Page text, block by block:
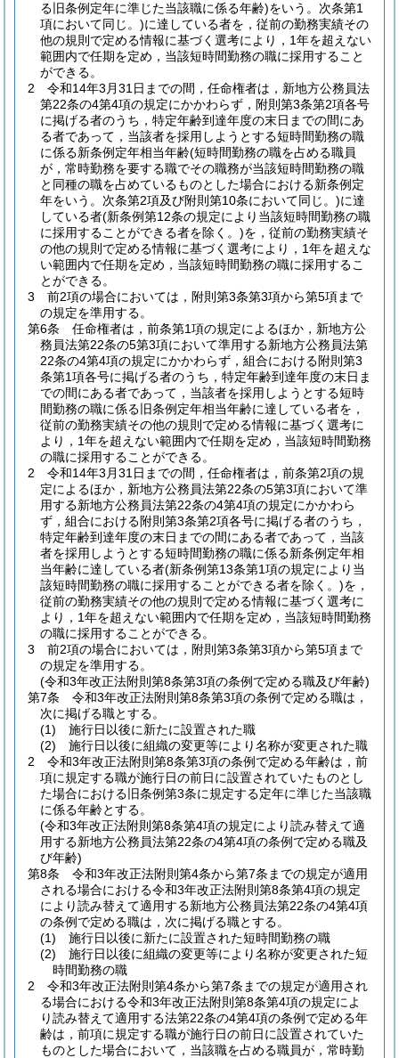
る旧条例定年に準じた当該職に係る年齢)をいう。次条第1
項において同じ。)に達している者を，従前の勤務実績その
他の規則で定める情報に基づく選考により，1年を超えない
範囲内で任期を定め，当該短時間勤務の職に採用すること
ができる。
2
令和14年3月31日までの間，任命権者は，新地方公務員法
第22条の4第4項の規定にかかわらず，附則第3条第2項各号
に掲げる者のうち，特定年齢到達年度の末日までの間にあ
る者であって，当該者を採用しようとする短時間勤務の職
に係る新条例定年相当年齢(短時間勤務の職を占める職員
が，常時勤務を要する職でその職務が当該短時間勤務の職
と同種の職を占めているものとした場合における新条例定
年をいう。次条第2項及び附則第10条において同じ。)に達
している者(新条例第12条の規定により当該短時間勤務の職
に採用することができる者を除く。)を，従前の勤務実績そ
の他の規則で定める情報に基づく選考により，1年を超えな
い範囲内で任期を定め，当該短時間勤務の職に採用するこ
とができる。
3
前2項の場合においては，附則第3条第3項から第5項まで
の規定を準用する。
第6条
任命権者は，前条第1項の規定によるほか，新地方公
務員法第22条の5第3項において準用する新地方公務員法第
22条の4第4項の規定にかかわらず，組合における附則第3
条第1項各号に掲げる者のうち，特定年齢到達年度の末日ま
での間にある者であって，当該者を採用しようとする短時
間勤務の職に係る旧条例定年相当年齢に達している者を，
従前の勤務実績その他の規則で定める情報に基づく選考に
より，1年を超えない範囲内で任期を定め，当該短時間勤務
の職に採用することができる。
2
令和14年3月31日までの間，任命権者は，前条第2項の規
定によるほか，新地方公務員法第22条の5第3項において準
用する新地方公務員法第22条の4第4項の規定にかかわら
ず，組合における附則第3条第2項各号に掲げる者のうち，
特定年齢到達年度の末日までの間にある者であって，当該
者を採用しようとする短時間勤務の職に係る新条例定年相
当年齢に達している者(新条例第13条第1項の規定により当
該短時間勤務の職に採用することができる者を除く。)を，
従前の勤務実績その他の規則で定める情報に基づく選考に
より，1年を超えない範囲内で任期を定め，当該短時間勤務
の職に採用することができる。
3
前2項の場合においては，附則第3条第3項から第5項まで
の規定を準用する。
(令和3年改正法附則第8条第3項の条例で定める職及び年齢)
第7条
令和3年改正法附則第8条第3項の条例で定める職は，
次に掲げる職とする。
(1)
施行日以後に新たに設置された職
(2)
施行日以後に組織の変更等により名称が変更された職
2
令和3年改正法附則第8条第3項の条例で定める年齢は，前
項に規定する職が施行日の前日に設置されていたものとし
た場合における旧条例第3条に規定する定年に準じた当該職
に係る年齢とする。
(令和3年改正法附則第8条第4項の規定により読み替えて適
用する新地方公務員法第22条の4第4項の条例で定める職及
び年齢)
第8条
令和3年改正法附則第4条から第7条までの規定が適用
される場合における令和3年改正法附則第8条第4項の規定
により読み替えて適用する新地方公務員法第22条の4第4項
の条例で定める職は，次に掲げる職とする。
(1)
施行日以後に新たに設置された短時間勤務の職
(2)
施行日以後に組織の変更等により名称が変更された短
時間勤務の職
2
令和3年改正法附則第4条から第7条までの規定が適用され
る場合における令和3年改正法附則第8条第4項の規定によ
り読み替えて適用する法第22条の4第4項の条例で定める年
齢は，前項に規定する職が施行日の前日に設置されていた
ものとした場合において，当該職を占める職員が，常時勤